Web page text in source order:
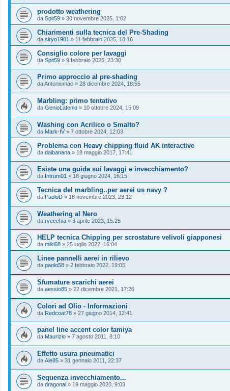
prodotto weathering
da Spit59 » 30 novembre 2025, 1:02
Chiarimenti sulla tecnica del Pre-Shading
da siryo1981 » 11 febbraio 2025, 18:16
Consiglio colore per lavaggi
da Spit59 » 9 febbraio 2025, 23:30
Primo approccio al pre-shading
daAntoniomac » 28 dicembre 2024, 18:55
Marbling: primo tentativo
da GenioLatenio » 10 ottobre 2024, 15:09
Washing con Acrilico o Smalto?
da Mark-IV » 7 ottobre 2024, 12:03
Problema con Heavy chipping fluid AK interactive
da daibanana » 18 maggio 2017, 17:41
Esiste una guida sui lavaggi e invecchiamento?
da Intrum01 » 18 giugno 2024, 16:15
Tecnica del marbling..per aerei us navy ?
da PaoloD » 18 novembre 2023, 23:12
Weathering al Nero
da rvecchia » 3 aprile 2023, 15:25
HELP tecnica Chipping per scrostature velivoli giapponesi
da miki68 » 25 luglio 2022, 16:04
Linee pannelli aerei in rilievo
da paolo58 » 2 febbraio 2022, 19:05
Sfumature scarichi aerei
da aessio85 » 22 dicembre 2021, 17:26
Colori ad Olio - Informazioni
da Redcoat78 » 27 giugno 2014, 12:41
panel line accent color tamiya
da Maurizio » 7 agosto 2011, 8:10
Effetto usura pneumatici
da Ale85 » 31 gennaio 2011, 22:37
Sequenza invecchiamento...
da dragonal » 19 maggio 2020, 9:03